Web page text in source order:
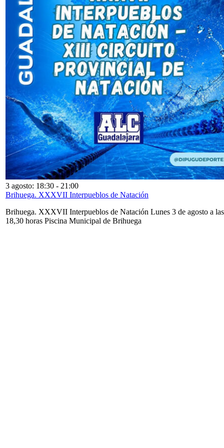
3 agosto: 18:30 - 21:00
Brihuega. XXXVII Interpueblos de Natación
Brihuega. XXXVII Interpueblos de Natación Lunes 3 de agosto a las
18,30 horas Piscina Municipal de Brihuega